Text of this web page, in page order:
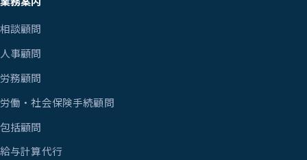
相談顧問
人事顧問
労務顧問
労働・社会保険手続顧問
包括顧問
給与計算代行